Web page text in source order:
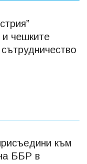
и чешките
към
ББР в